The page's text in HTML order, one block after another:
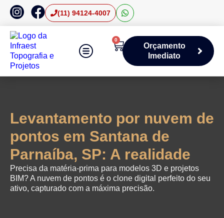
(11) 94124-4007
0
Orçamento
Imediato
Levantamento por nuvem de
pontos em Santana de
Parnaíba, SP: A realidade
Precisa da matéria-prima para modelos 3D e projetos
BIM? A nuvem de pontos é o clone digital perfeito do seu
ativo, capturado com a máxima precisão.